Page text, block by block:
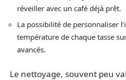
réveiller avec un café déjà prêt.
La possibilité de personnaliser
température de chaque tasse
avancés.
Le nettoyage, souvent peu